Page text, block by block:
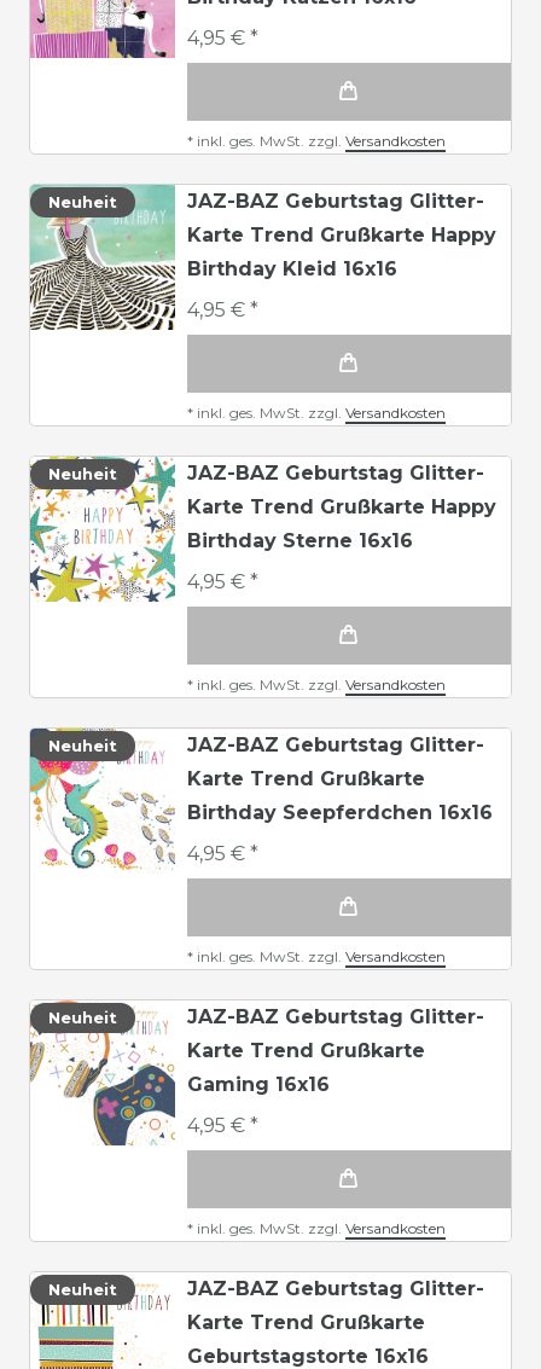
4,95 € *
* inkl. ges. MwSt. zzgl. Versandkosten
Neuheit
JAZ-BAZ Geburtstag Glitter-
Karte Trend Grußkarte Happy
Birthday Kleid 16x16
4,95 € *
* inkl. ges. MwSt. zzgl. Versandkosten
Neuheit
JAZ-BAZ Geburtstag Glitter-
Karte Trend Grußkarte Happy
Birthday Sterne 16x16
4,95 € *
* inkl. ges. MwSt. zzgl. Versandkosten
Neuheit
JAZ-BAZ Geburtstag Glitter-
Karte Trend Grußkarte
Birthday Seepferdchen 16x16
4,95 € *
* inkl. ges. MwSt. zzgl. Versandkosten
Neuheit
JAZ-BAZ Geburtstag Glitter-
Karte Trend Grußkarte
Gaming 16x16
4,95 € *
* inkl. ges. MwSt. zzgl. Versandkosten
Neuheit
JAZ-BAZ Geburtstag Glitter-
Karte Trend Grußkarte
Geburtstagstorte 16x16